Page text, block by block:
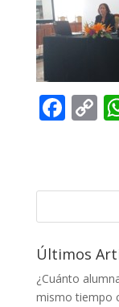
F
b
k
C
y
k
Últimos
¿Cuánto
mismo tiempo